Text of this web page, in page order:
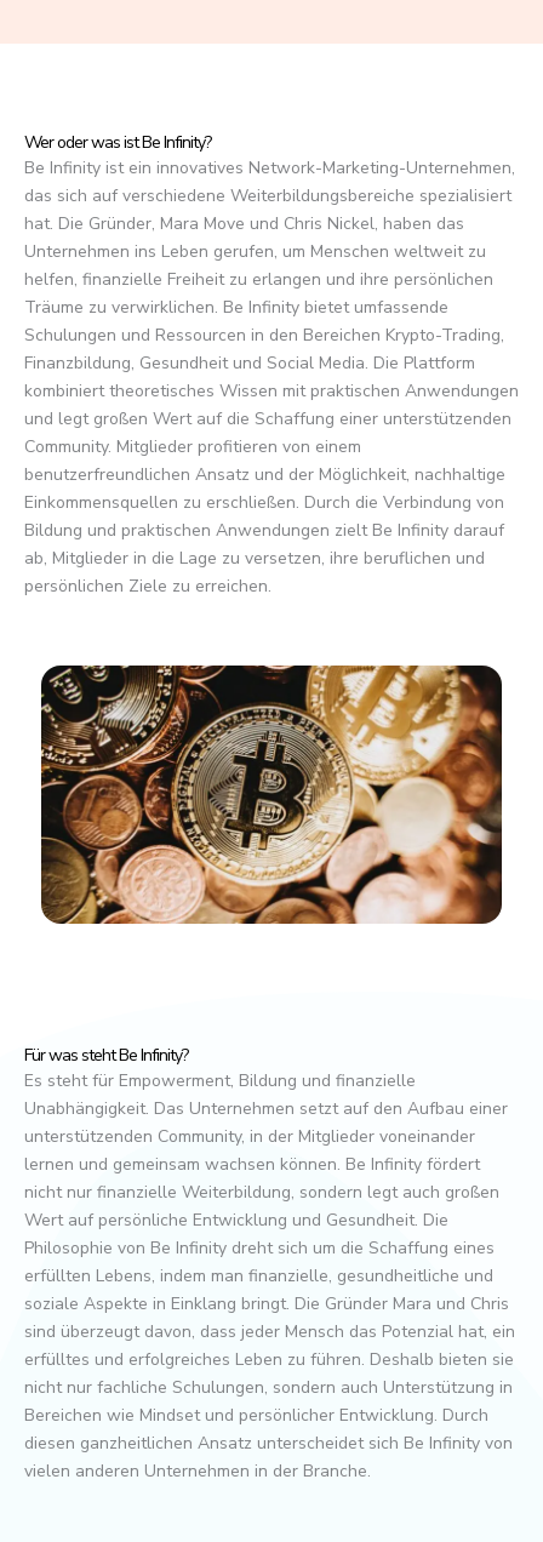
5
Wer oder was ist Be Infinity?
Be Infinity ist ein innovatives Network-Marketing-Unternehmen,
das sich auf verschiedene Weiterbildungsbereiche spezialisiert
hat. Die Gründer, Mara Move und Chris Nickel, haben das
Unternehmen ins Leben gerufen, um Menschen weltweit zu
helfen, finanzielle Freiheit zu erlangen und ihre persönlichen
Träume zu verwirklichen. Be Infinity bietet umfassende
Schulungen und Ressourcen in den Bereichen Krypto-Trading,
Finanzbildung, Gesundheit und Social Media. Die Plattform
kombiniert theoretisches Wissen mit praktischen Anwendungen
und legt großen Wert auf die Schaffung einer unterstützenden
Community. Mitglieder profitieren von einem
benutzerfreundlichen Ansatz und der Möglichkeit, nachhaltige
Einkommensquellen zu erschließen. Durch die Verbindung von
Bildung und praktischen Anwendungen zielt Be Infinity darauf
ab, Mitglieder in die Lage zu versetzen, ihre beruflichen und
persönlichen Ziele zu erreichen.
Für was steht Be Infinity?
Es steht für Empowerment, Bildung und finanzielle
Unabhängigkeit. Das Unternehmen setzt auf den Aufbau einer
unterstützenden Community, in der Mitglieder voneinander
lernen und gemeinsam wachsen können. Be Infinity fördert
nicht nur finanzielle Weiterbildung, sondern legt auch großen
Wert auf persönliche Entwicklung und Gesundheit. Die
Philosophie von Be Infinity dreht sich um die Schaffung eines
erfüllten Lebens, indem man finanzielle, gesundheitliche und
soziale Aspekte in Einklang bringt. Die Gründer Mara und Chris
sind überzeugt davon, dass jeder Mensch das Potenzial hat, ein
erfülltes und erfolgreiches Leben zu führen. Deshalb bieten sie
nicht nur fachliche Schulungen, sondern auch Unterstützung in
Bereichen wie Mindset und persönlicher Entwicklung. Durch
diesen ganzheitlichen Ansatz unterscheidet sich Be Infinity von
vielen anderen Unternehmen in der Branche.